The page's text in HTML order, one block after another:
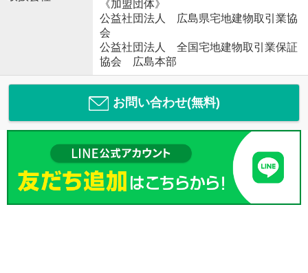
《加盟団体》
公益社団法人 広島県宅地建物取引業協
会
公益社団法人 全国宅地建物取引業保証
協会 広島本部
お問い合わせ(無料)